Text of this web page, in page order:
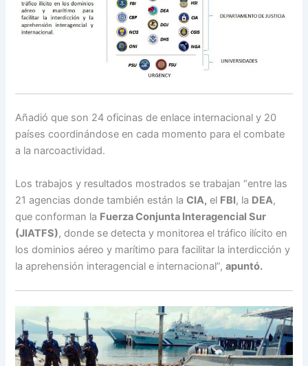
Añadió que son 24 oficinas de enlace internacional y 20
países coordinándose en cada momento para el combate
a la narcoactividad.
Los trabajos y resultados mostrados se trabajan “entre las
21 agencias donde también están laCIA, el FBI, la DEA,
que conforman la Fuerza Conjunta Interagencial Sur
(JIATFS), donde se detecta y monitorea el tráfico ilícito en
los dominios aéreo y marítimo para facilitar la interdicción y
la aprehensión interagencial e internacional”,apuntó.